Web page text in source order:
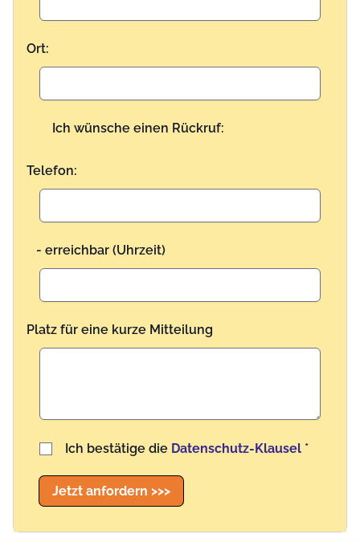
Ort:
Ich wünsche einen Rückruf:
Telefon:
- erreichbar (Uhrzeit)
Platz für eine kurze Mitteilung
Benutzername
Ich bestätige die Datenschutz-Klausel *
Jetzt anfordern >>>